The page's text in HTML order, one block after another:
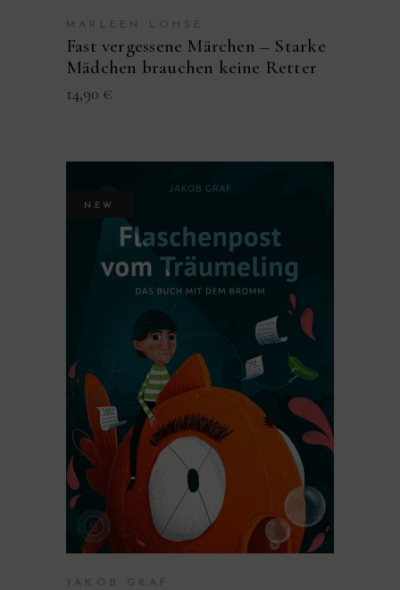
MARLEEN LOHSE
Fast vergessene Märchen – Starke
Mädchen brauchen keine Retter
14,90 €
NEW
PRODUKT KAUFEN
JAKOB GRAF